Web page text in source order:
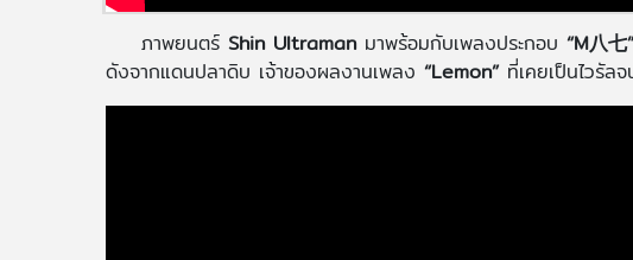
ภาพยนตร์ Shin Ultramanมาพร้อมกับเพลงประกอบ “M八七”
ดังจากแดนปลาดิบ เจ้าของผลงานเพลง “Lemon”ที่เคยเป็นไวรัล